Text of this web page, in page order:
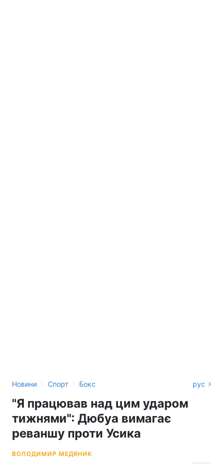
Новини › Спорт › Бокс рус
"Я працював над цим ударом
тижнями": Дюбуа вимагає
реваншу проти Усика
ВОЛОДИМИР МЕДЯНИК